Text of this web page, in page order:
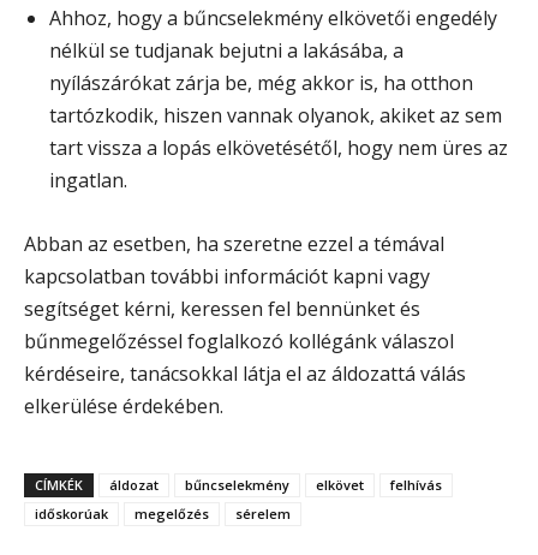
Ahhoz, hogy a bűncselekmény elkövetői engedély
nélkül se tudjanak bejutni a lakásába, a
nyílászárókat zárja be, még akkor is, ha otthon
tartózkodik, hiszen vannak olyanok, akiket az sem
tart vissza a lopás elkövetésétől, hogy nem üres az
ingatlan.
Abban az esetben, ha szeretne ezzel a témával
kapcsolatban további információt kapni vagy
segítséget kérni, keressen fel bennünket és
bűnmegelőzéssel foglalkozó kollégánk válaszol
kérdéseire, tanácsokkal látja el az áldozattá válás
elkerülése érdekében.
CÍMKÉK áldozat bűncselekmény elkövet
felhívás
időskorúak
megelőzés sérelem